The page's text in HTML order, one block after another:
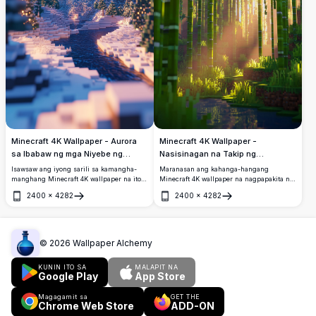
Minecraft 4K Wallpaper - Aurora
sa Ibabaw ng mga Niyebe ng
Bundok
Isawsaw ang iyong sarili sa kamangha-
manghang Minecraft 4K wallpaper na ito
aurora sa ibabaw ng mga bundok na
gabi ng taglamig sa mundo ng Minecraft,
kasama ang isang tahimik na ilog at mga
kumikinang na puno.
2400 × 4282
Buksan
Minecraft 4K Wallpaper -
Nasisinagan na Takip ng
Kagubatan
Maranasan ang kahanga-hangang
Minecraft 4K wallpaper na nagpapakita ng
mayabong na takip ng kagubatan. Ang
kapaligiran ng kagubatan.
2400 × 4282
Buksan
© 2026 Wallpaper Alchemy
KUNIN ITO SA
Google Play
MALAPIT NA
App Store
Magagamit sa
Chrome Web Store
GET THE
ADD-ON